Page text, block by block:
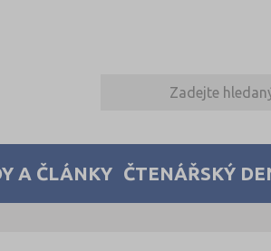
A ČLÁNKY ČTENÁŘSKÝ